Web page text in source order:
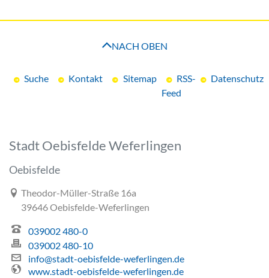
Suche Kontakt Sitemap
RSS-
Feed
Datenschutz
NACH OBEN
Stadt Oebisfelde Weferlingen
Oebisfelde
Link zur Google-Maps Navigation
Theodor-Müller-Straße 16a
39646 Oebisfelde-Weferlingen
039002 480-0
039002 480-10
info@stadt-oebisfelde-weferlingen.de
www.stadt-oebisfelde-weferlingen.de